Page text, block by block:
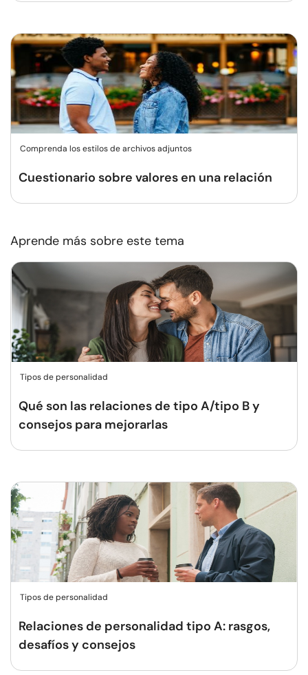
Comprenda los estilos de archivos adjuntos
Cuestionario sobre valores en una relación
Aprende más sobre este tema
Tipos de personalidad
Qué son las relaciones de tipo A/tipo B y
consejos para mejorarlas
Tipos de personalidad
Relaciones de personalidad tipo A: rasgos,
desafíos y consejos